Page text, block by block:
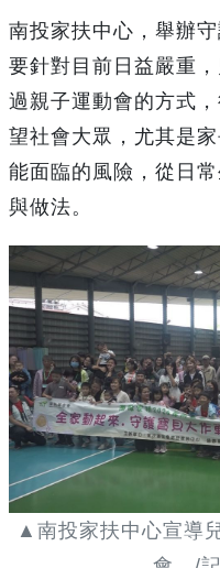
南投家扶中心，舉辦
要針對目前日益嚴重
過親子運動會的方式
望社會大眾，尤其是
能面臨的風險，從日
與做法。
▲南投家扶中心宣導